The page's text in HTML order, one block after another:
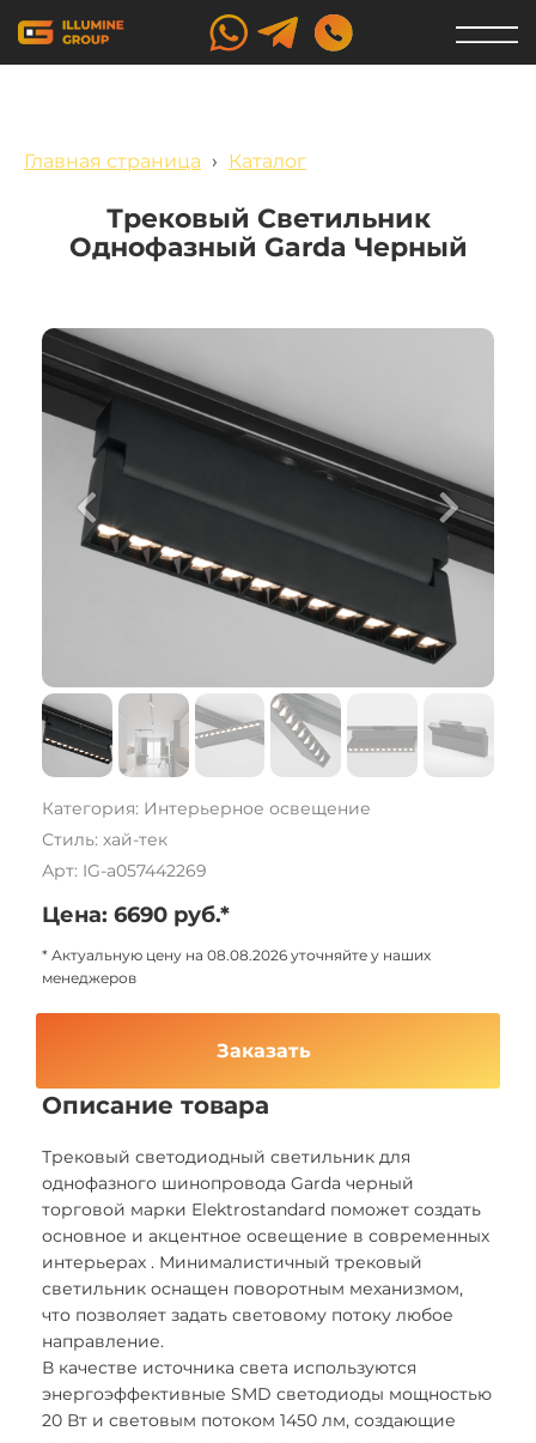
Главная страница › Каталог
Трековый Светильник
Однофазный Garda Черный
Категория: Интерьерное освещение
Стиль: хай-тек
Арт: IG-a057442269
Цена: 6690 руб.*
* Актуальную цену на 08.08.2026 уточняйте у наших
менеджеров
Заказать
Описание товара
Трековый светодиодный светильник для
однофазного шинопровода Garda черный
торговой марки Elektrostandard поможет создать
основное и акцентное освещение в современных
интерьерах . Минималистичный трековый
светильник оснащен поворотным механизмом,
что позволяет задать световому потоку любое
направление.
В качестве источника света используются
энергоэффективные SMD светодиоды мощностью
20 Вт и световым потоком 1450 лм, создающие